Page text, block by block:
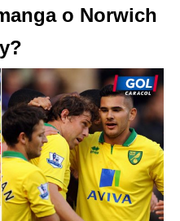
o Norwich